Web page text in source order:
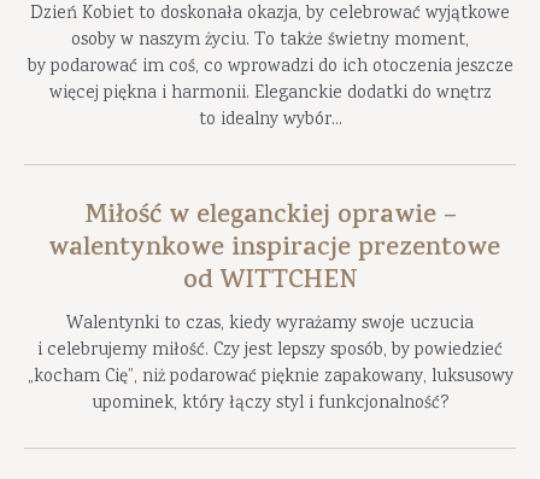
Dzień Kobiet to doskonała okazja, by celebrować wyjątkowe
osoby w naszym życiu. To także świetny moment,
by podarować im coś, co wprowadzi do ich otoczenia jeszcze
więcej piękna i harmonii. Eleganckie dodatki do wnętrz
to idealny wybór...
Miłość w eleganckiej oprawie –
walentynkowe inspiracje prezentowe
od WITTCHEN
Walentynki to czas, kiedy wyrażamy swoje uczucia
i celebrujemy miłość. Czy jest lepszy sposób, by powiedzieć
„kocham Cię”, niż podarować pięknie zapakowany, luksusowy
upominek, który łączy styl i funkcjonalność?